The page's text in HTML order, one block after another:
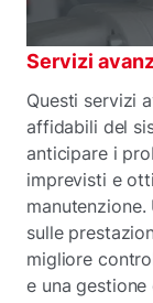
Servizi
Questi servizi
affidabili del
anticipare i
imprevisti e
sulle
migliore
e una